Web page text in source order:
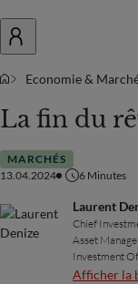
Economie &
La fin du
MARCHÉS
13.04.2024
6 Minutes
Laurent
Chief
Asset
Investment
Afficher la